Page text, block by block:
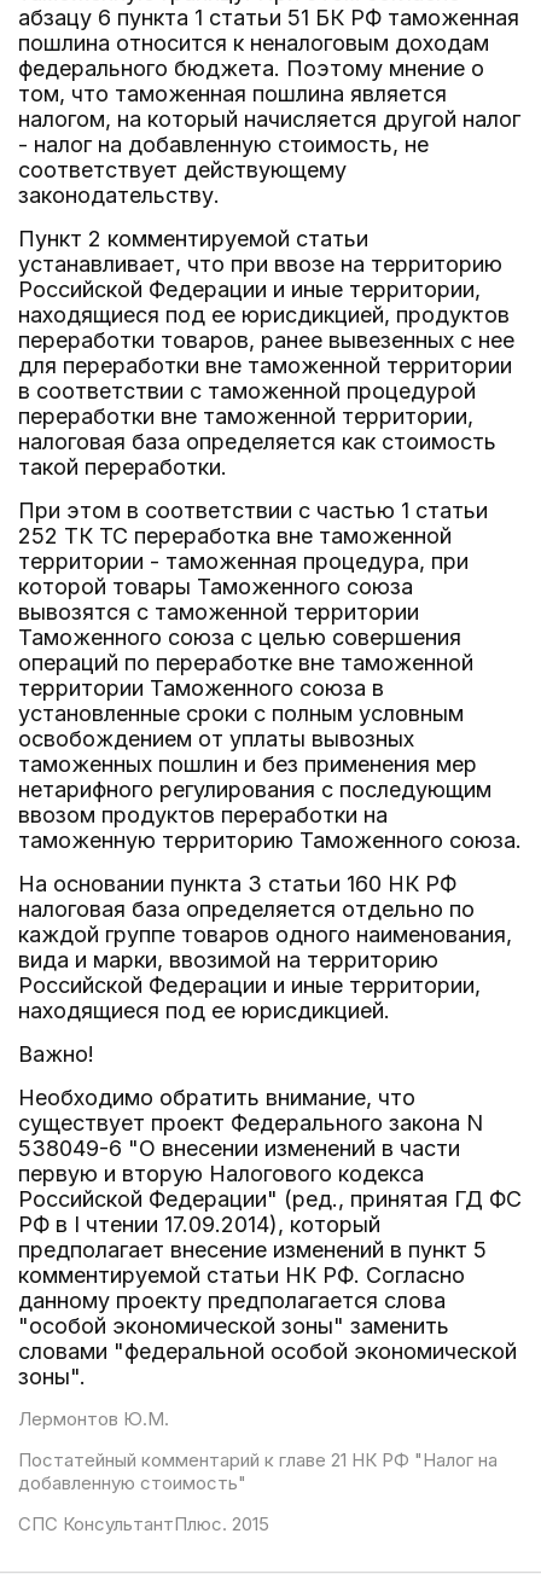
абзацу 6 пункта 1 статьи 51 БК РФ таможенная
пошлина относится к неналоговым доходам
федерального бюджета. Поэтому мнение о
том, что таможенная пошлина является
налогом, на который начисляется другой налог
- налог на добавленную стоимость, не
соответствует действующему
законодательству.
Пункт 2 комментируемой статьи
устанавливает, что при ввозе на территорию
Российской Федерации и иные территории,
находящиеся под ее юрисдикцией, продуктов
переработки товаров, ранее вывезенных с нее
для переработки вне таможенной территории
в соответствии с таможенной процедурой
переработки вне таможенной территории,
налоговая база определяется как стоимость
такой переработки.
При этом в соответствии с частью 1 статьи
252 ТК ТС переработка вне таможенной
территории - таможенная процедура, при
которой товары Таможенного союза
вывозятся с таможенной территории
Таможенного союза с целью совершения
операций по переработке вне таможенной
территории Таможенного союза в
установленные сроки с полным условным
освобождением от уплаты вывозных
таможенных пошлин и без применения мер
нетарифного регулирования с последующим
ввозом продуктов переработки на
таможенную территорию Таможенного союза.
На основании пункта 3 статьи 160 НК РФ
налоговая база определяется отдельно по
каждой группе товаров одного наименования,
вида и марки, ввозимой на территорию
Российской Федерации и иные территории,
находящиеся под ее юрисдикцией.
Важно!
Необходимо обратить внимание, что
существует проект Федерального закона N
538049-6 "О внесении изменений в части
первую и вторую Налогового кодекса
Российской Федерации" (ред., принятая ГД ФС
РФ в I чтении 17.09.2014), который
предполагает внесение изменений в пункт 5
комментируемой статьи НК РФ. Согласно
данному проекту предполагается слова
"особой экономической зоны" заменить
словами "федеральной особой экономической
зоны".
Лермонтов Ю.М.
Постатейный комментарий к главе 21 НК РФ "Налог на
добавленную стоимость"
СПС КонсультантПлюс. 2015